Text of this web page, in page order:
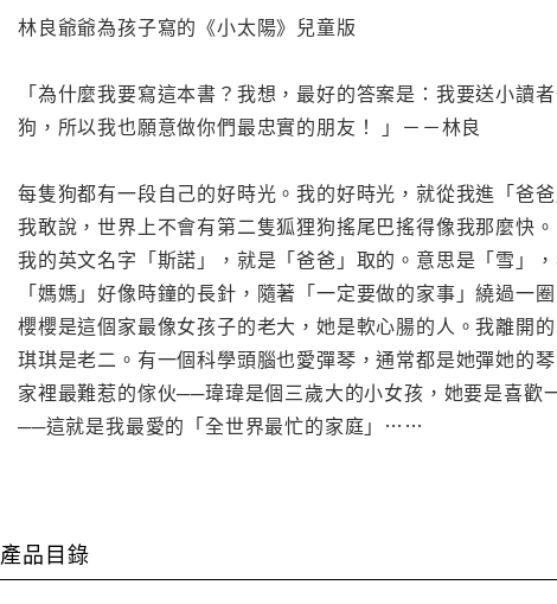
林良爺爺為孩子寫的《小太陽》兒童版
「為什麼我要寫這本書？我想，最好的答案是：我要送小
狗，所以我也願意做你們最忠實的朋友！ 」－－林良
每隻狗都有一段自己的好時光。我的好時光，就從我進「爸
我敢說，世界上不會有第二隻狐狸狗搖尾巴搖得像我那麼快
我的英文名字「斯諾」，就是「爸爸」取的。意思是「雪」
「媽媽」好像時鐘的長針，隨著「一定要做的家事」繞過一
櫻櫻是這個家最像女孩子的老大，她是軟心腸的人。我離
琪琪是老二。有一個科學頭腦也愛彈琴，通常都是她彈她
家裡最難惹的傢伙──瑋瑋是個三歲大的小女孩，她要是喜歡
──這就是我最愛的「全世界最忙的家庭」……
產品目錄